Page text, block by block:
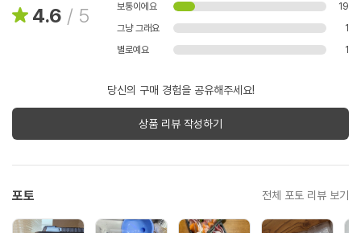
4.6 / 5
보통이에요
19
그냥 그래요
1
별로예요
1
당신의 구매 경험을 공유해주세요!
상품 리뷰 작성하기
포토 전체 포토 리뷰 보기